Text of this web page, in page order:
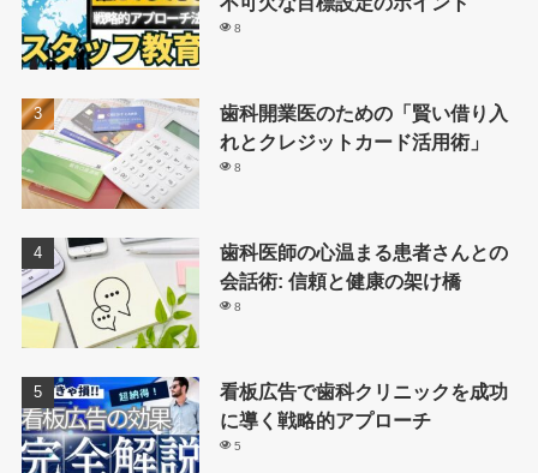
8
歯科開業医のための「賢い借り入
れとクレジットカード活用術」
8
歯科医師の心温まる患者さんとの
会話術: 信頼と健康の架け橋
8
看板広告で歯科クリニックを成功
に導く戦略的アプローチ
5